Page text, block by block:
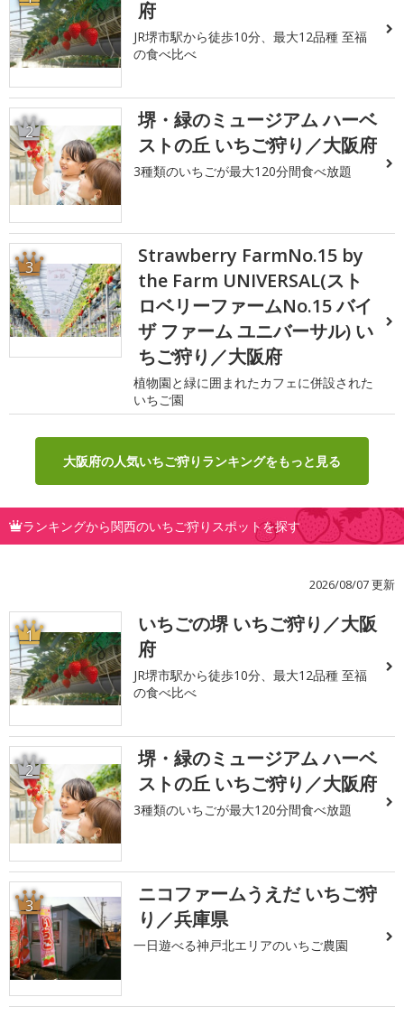
府
JR堺市駅から徒歩10分、最大12品種 至福
の食べ比べ
2
堺・緑のミュージアム ハーベ
ストの丘 いちご狩り／大阪府
3種類のいちごが最大120分間食べ放題
3
Strawberry FarmNo.15 by
the Farm UNIVERSAL(スト
ロベリーファームNo.15 バイ
ザ ファーム ユニバーサル) い
ちご狩り／大阪府
植物園と緑に囲まれたカフェに併設された
いちご園
大阪府の人気いちご狩りランキングをもっと見る
ランキングから関西のいちご狩りスポットを探す
2026/08/07 更新
1
いちごの堺 いちご狩り／大阪
府
JR堺市駅から徒歩10分、最大12品種 至福
の食べ比べ
2
堺・緑のミュージアム ハーベ
ストの丘 いちご狩り／大阪府
3種類のいちごが最大120分間食べ放題
3
ニコファームうえだ いちご狩
り／兵庫県
一日遊べる神戸北エリアのいちご農園